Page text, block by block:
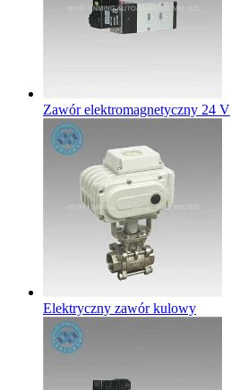
Zawór elektromagnetyczny 24 V
Elektryczny zawór kulowy